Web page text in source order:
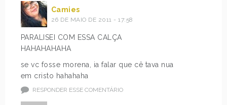
Camies
26 DE MAIO DE 2011 - 17:58
PARALISEI COM ESSA CALÇA
HAHAHAHAHA
se vc fosse morena, ia falar que cê tava nua
em cristo hahahaha
RESPONDER ESSE COMENTÁRIO